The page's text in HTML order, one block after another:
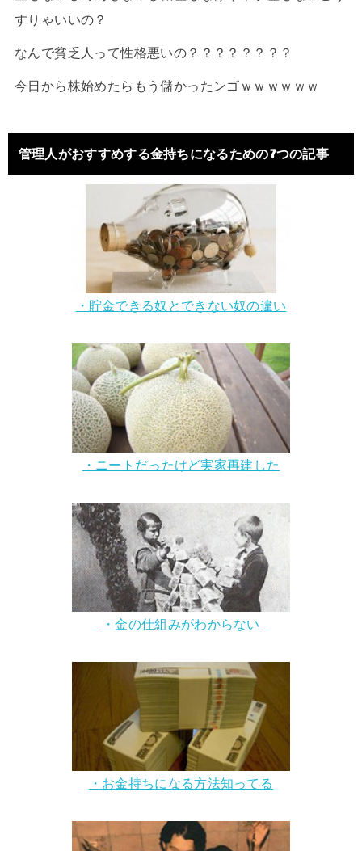
すりゃいいの？
なんで貧乏人って性格悪いの？？？？？？？？
今日から株始めたらもう儲かったンゴｗｗｗｗｗｗ
管理人がおすすめする金持ちになるための7つの記事
・貯金できる奴とできない奴の違い
・ニートだったけど実家再建した
・金の仕組みがわからない
・お金持ちになる方法知ってる